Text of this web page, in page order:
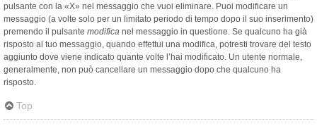
pulsante con la «X» nel messaggio che vuoi eliminare. Puoi modificare un
messaggio (a volte solo per un limitato periodo di tempo dopo il suo inserimento)
premendo il pulsante modifica nel messaggio in questione. Se qualcuno ha già
risposto al tuo messaggio, quando effettui una modifica, potresti trovare del testo
aggiunto dove viene indicato quante volte l’hai modificato. Un utente normale,
generalmente, non può cancellare un messaggio dopo che qualcuno ha
risposto.
Top